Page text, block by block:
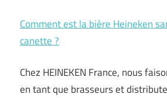
Comment est la bière Heineken
canette ?
Chez HEINEKEN France, nous
en tant que brasseurs et